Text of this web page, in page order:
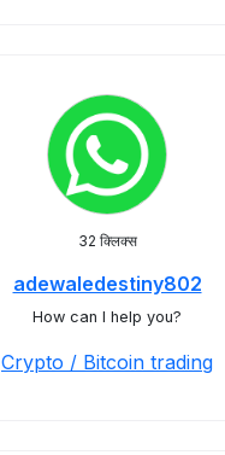
32 क्लिक्स
adewaledestiny802
How can I help you?
Crypto / Bitcoin trading